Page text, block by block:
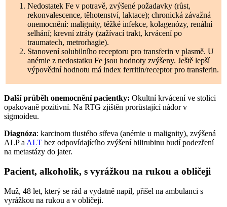
Nedostatek Fe v potravě, zvýšené požadavky (růst,
rekonvalescence, těhotenství, laktace); chronická závažná
onemocnění: malignity, těžké infekce, kolagenózy, renální
selhání; krevní ztráty (zažívací trakt, krvácení po
traumatech, metrorhagie).
Stanovení solubilního receptoru pro transferin v plasmě. U
anémie z nedostatku Fe jsou hodnoty zvýšeny. Ještě lepší
výpovědní hodnotu má index ferritin/receptor pro transferin.
Další průběh onemocnění pacientky: Okultní krvácení ve stolici
opakovaně pozitivní. Na RTG zjištěn prorůstající nádor v
sigmoideu.
Diagnóza: karcinom tlustého střeva (anémie u malignity), zvýšená
ALP a ALT bez odpovídajícího zvýšení bilirubinu budí podezření
na metastázy do jater.
Pacient, alkoholik, s vyrážkou na rukou a obličeji
Muž, 48 let, který se rád a vydatně napil, přišel na ambulanci s
vyrážkou na rukou a v obličeji.